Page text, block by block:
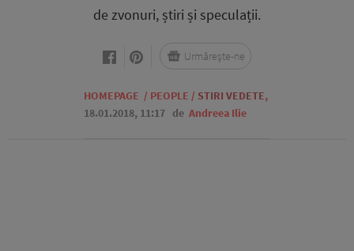
de zvonuri, știri și speculații.
HOMEPAGE / PEOPLE / STIRI VEDETE,
18.01.2018, 11:17 de Andreea Ilie
Urmărește-ne